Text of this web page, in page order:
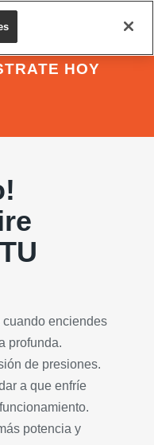
HOY
enciendes
profunda.
de presiones.
a que enfríe
potencia y